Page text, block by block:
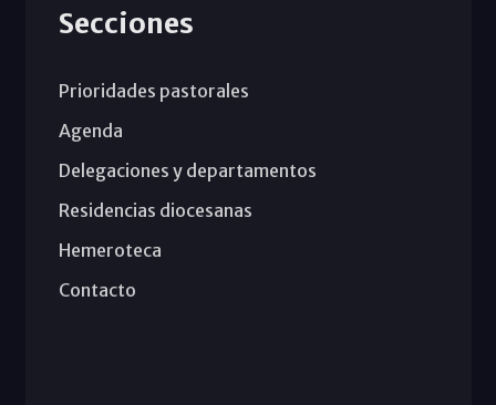
Secciones
Prioridades pastorales
Agenda
Delegaciones y departamentos
Residencias diocesanas
Hemeroteca
Contacto